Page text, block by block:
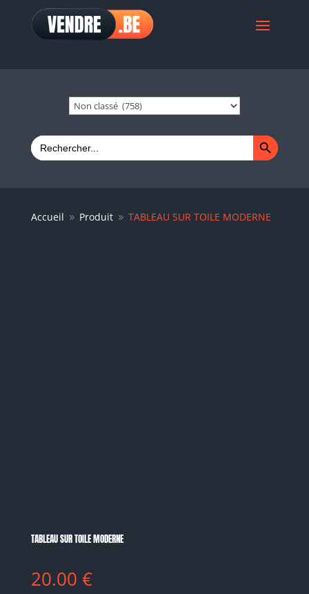
Search
for:
Search Button
Accueil 9 Produit 9 TABLEAU SUR TOILE MODERNE
TABLEAU SUR TOILE MODERNE
20.00 €